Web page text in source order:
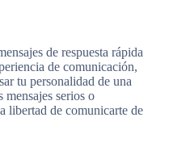
de respuesta rápida
de comunicación,
tu personalidad de una
mensajes serios o
libertad de comunicarte de